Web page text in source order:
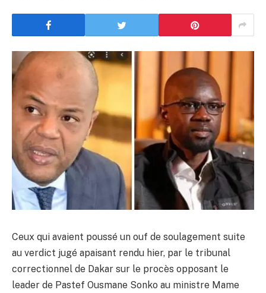
Ceux qui avaient poussé un ouf de soulagement suite
au verdict jugé apaisant rendu hier, par le tribunal
correctionnel de Dakar sur le procès opposant le
leader de Pastef Ousmane Sonko au ministre Mame